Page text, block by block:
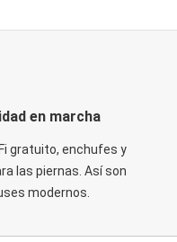
en marcha
gratuito, enchufes y
las piernas. Así son
modernos.